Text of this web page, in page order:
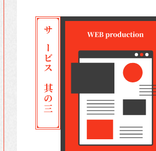
サービス 其の三